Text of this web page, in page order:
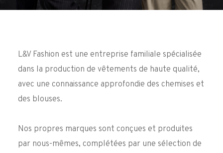
L&V Fashion est une entreprise familiale spécialisée
dans la production de vêtements de haute qualité,
avec une connaissance approfondie des chemises et
des blouses.
Nos propres marques sont conçues et produites
par nous-mêmes, complétées par une sélection de